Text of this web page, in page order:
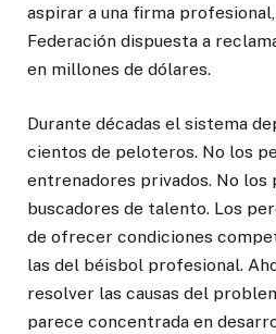
aspirar a una firma
Federación dispuesta a
en millones de dólares.
Durante décadas el sistema
cientos de peloteros. No los
entrenadores privados. No los
buscadores de talento. Los
de ofrecer condiciones
las del béisbol profesional.
resolver las causas del
parece concentrada en